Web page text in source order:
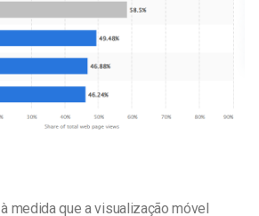
medida que a visualização móvel